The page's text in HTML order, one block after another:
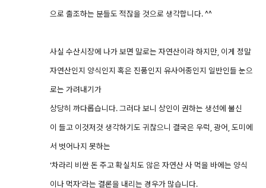
으로 출조하는 분들도 적잖을 것으로 생각합니다. ^^
사실 수산시장에 나가 보면 말로는 자연산이라 하지만, 이게 정말
자연산인지 양식인지 혹은 진품인지 유사어종인지 일반인들 눈으
로는 가려내기가
상당히 까다롭습니다. 그러다 보니 상인이 권하는 생선에 불신
이 들고 이것저것 생각하기도 귀찮으니 결국은 우럭, 광어, 도미에
서 벗어나지 못하는
'차라리 비싼 돈 주고 확실치도 않은 자연산 사 먹을 바에는 양식
이나 먹자'라는 결론을 내리는 경우가 많습니다.